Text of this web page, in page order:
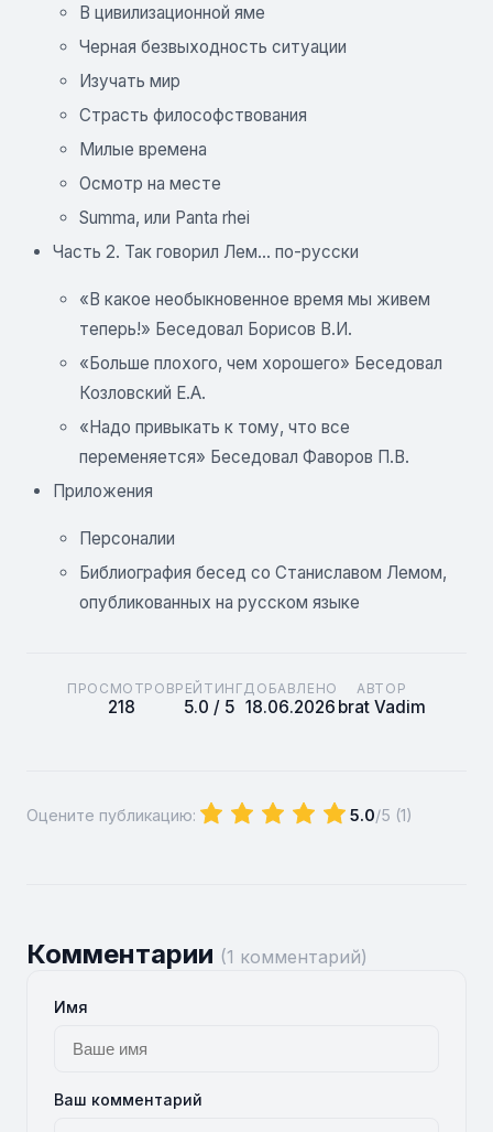
В цивилизационной яме
Черная безвыходность ситуации
Изучать мир
Страсть философствования
Милые времена
Осмотр на месте
Summa, или Panta rhei
Часть 2. Так говорил Лем... по-русски
«В какое необыкновенное время мы живем
теперь!» Беседовал Борисов В.И.
«Больше плохого, чем хорошего» Беседовал
Козловский Е.А.
«Надо привыкать к тому, что все
переменяется» Беседовал Фаворов П.В.
Приложения
Персоналии
Библиография бесед со Станиславом Лемом,
опубликованных на русском языке
ПРОСМОТРОВ
218
РЕЙТИНГ
5.0 / 5
ДОБАВЛЕНО
18.06.2026
АВТОР
brat Vadim
Оцените публикацию: 5.0/5 (1)
Комментарии (1 комментарий)
Имя
Ваш комментарий